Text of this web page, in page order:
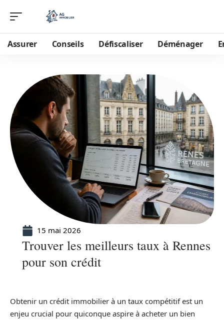
Assurer Conseils Défiscaliser Déménager
15 mai 2026
Trouver les meilleurs taux à Rennes
pour son crédit
Obtenir un crédit immobilier à un taux compétitif est un
enjeu crucial pour quiconque aspire à acheter un bien